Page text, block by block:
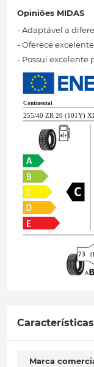
Opiniões MIDAS
- Adaptável a
- Oferece
- Possui excelente
Marca